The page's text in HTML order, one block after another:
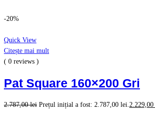
-20%
Quick View
Citește mai mult
( 0 reviews )
Pat Square 160×200 Gri
2.787,00lei Prețul inițial a fost: 2.787,00 lei. 2.229,00